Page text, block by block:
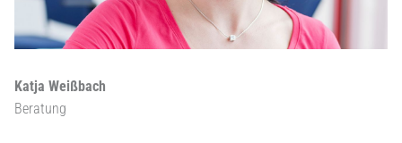
Katja Weißbach
Beratung